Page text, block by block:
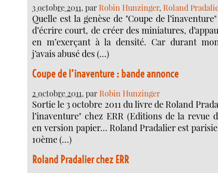
3 octobre 2011, par Robin Hunzinger, Roland
Quelle est la genèse de "Coupe de l’inaventure"
d’écrire court, de créer des miniatures,
en m’exerçant à la densité. Car durant
j’avais abusé des (…)
Coupe de l’inaventure : bande annonce
2 octobre 2011, parRobin Hunzinger
Sortie le 3 octobre 2011 du livre de Roland
l’inaventure" chez ERR (Editions de la revue
en version papier... Roland Pradalier est
10ème (…)
Roland Pradalier chez ERR